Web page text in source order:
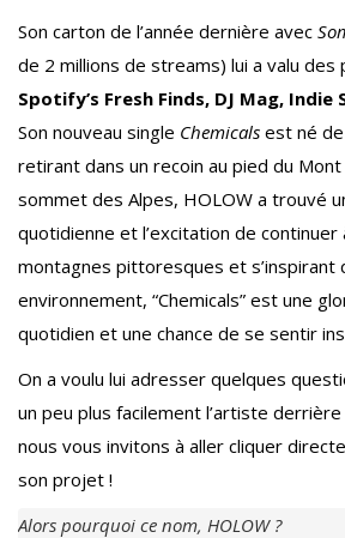
Son carton de l’année dernière avec
de 2 millions de streams) lui a valu des
Spotify’s Fresh Finds, DJ Mag, Indie
Son nouveau single Chemicals est né de
retirant dans un recoin au pied du Mont
sommet des Alpes, HOLOW a trouvé
quotidienne et l’excitation de
montagnes pittoresques et s’inspirant
environnement, “Chemicals” est une
quotidien et une chance de se sentir
On a voulu lui adresser quelques
un peu plus facilement l’artiste
nous vous invitons à aller cliquer
son projet !